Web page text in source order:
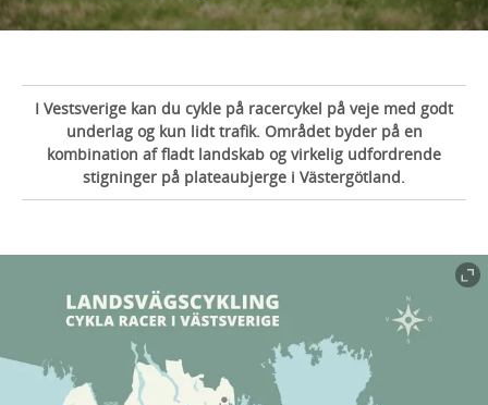
I Vestsverige kan du cykle på racercykel på veje med godt
underlag og kun lidt trafik. Området byder på en
kombination af fladt landskab og virkelig udfordrende
stigninger på plateaubjerge i Västergötland.